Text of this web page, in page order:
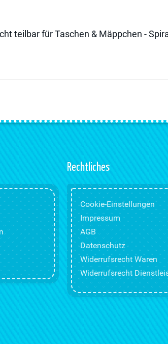
teilbar für Taschen & Mäppchen -
Rechtliches
Cookie-Einstellungen
Impressum
AGB
Datenschutz
Widerrufsrecht Waren
Widerrufsrecht